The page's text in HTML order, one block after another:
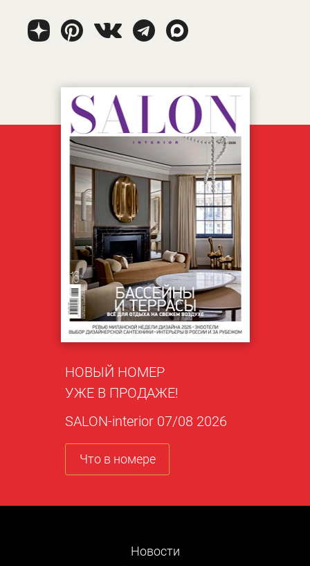
НОВЫЙ НОМЕР
УЖЕ В ПРОДАЖЕ!
SALON-interior 07/08 2026
Что в номере
Новости